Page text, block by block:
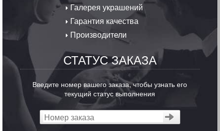
Галерея украшений
Гарантия качества
Производители
СТАТУС ЗАКАЗА
Введите номер вашего заказа, чтобы узнать его
текущий статус выполнения